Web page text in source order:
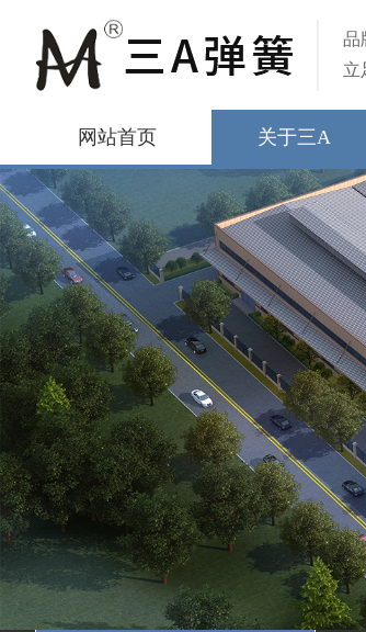
品
立
网站首页 关于三A